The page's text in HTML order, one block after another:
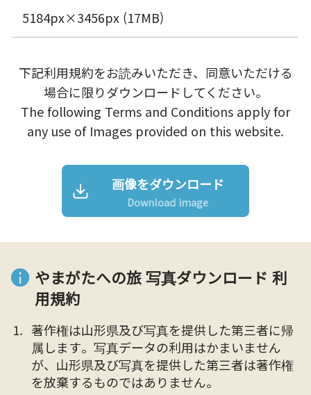
5184px×3456px (17MB)
下記利用規約をお読みいただき、同意いただける
場合に限りダウンロードしてください。
The following Terms and Conditions apply for
any use of Images provided on this website.
画像をダウンロード
Download image
やまがたへの旅 写真ダウンロード 利
用規約
著作権は山形県及び写真を提供した第三者に帰
属します。写真データの利用はかまいません
が、山形県及び写真を提供した第三者は著作権
を放棄するものではありません。